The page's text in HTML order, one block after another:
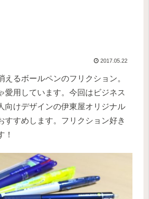
2017.05.22
えるボールペンのフリクション。
愛用しています。今回はビジネス
向けデザインの伊東屋オリジナル
すすめします。フリクション好き
！